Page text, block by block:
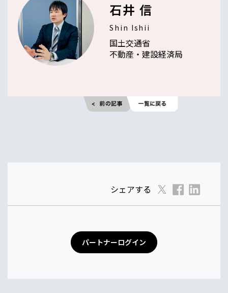
石井 信
Shin Ishii
国土交通省
不動産・建設経済局
シェアする
パートナーログイン